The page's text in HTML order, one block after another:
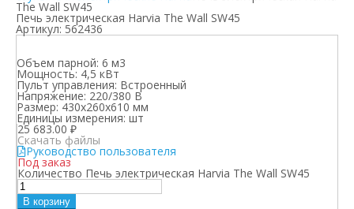
The Wall SW45
Печь электрическая Harvia The Wall SW45
Артикул: 562436
Объем парной: 6 м3
Мощность: 4,5 кВт
Пульт управления: Встроенный
Напряжение: 220/380 В
Размер: 430x260x610 мм
Единицы измерения: шт
25 683.00 ₽
Скачать файлы
Руководство пользователя
Под заказ
Количество Печь электрическая Harvia The Wall SW45
В корзину